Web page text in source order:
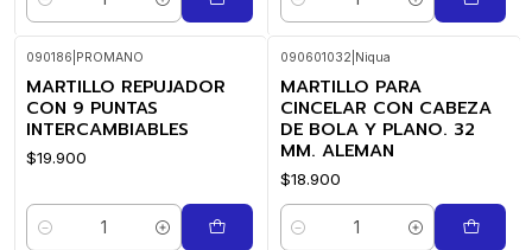
Cantidad Cantidad
090186 PROMANO
MARTILLO REPUJADOR
CON 9 PUNTAS
INTERCAMBIABLES
$19.900
Cantidad
090601032 Niqua
MARTILLO PARA
CINCELAR CON CABEZA
DE BOLA Y PLANO. 32
MM. ALEMAN
$18.900
Cantidad